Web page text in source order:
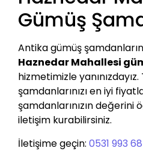
Gümüş
Antika gümüş
Haznedar Mahallesi
hizmetimizle
şamdanlarınızı en iyi
şamdanlarınızın değerini
iletişim kurabilirsiniz.
İletişime geçin: 0531 993